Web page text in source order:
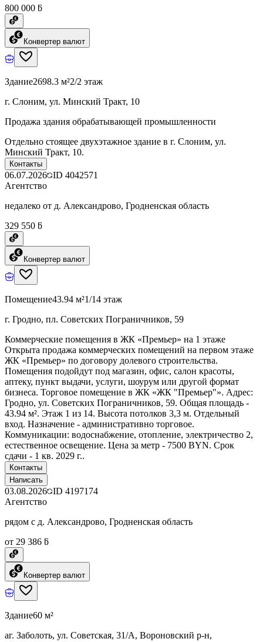
800 000 ƃ
Конвертер валют
Здание2698.3 м²2/2 этаж
г. Слоним, ул. Минский Тракт, 10
Продажа здания обрабатывающей промышленности
Отдельно стоящее двухэтажное здание в г. Слоним, ул.
Минский Тракт, 10.
Контакты
06.07.2026 ID 4042571
Агентство
недалеко от д. Александрово, Гродненская область
329 550 ƃ
Конвертер валют
Помещение43.94 м²1/14 этаж
г. Гродно, пл. Советских Пограничников, 59
Коммерческие помещения в ЖК «Премьер» на 1 этаже
Открыта продажа коммерческих помещений на первом этаже
ЖК «Премьер» по договору долевого строительства.
Помещения подойдут под магазин, офис, салон красоты,
аптеку, пункт выдачи, услуги, шоурум или другой формат
бизнеса. Торговое помещение в ЖК «ЖК "Премьер"». Адрес:
Гродно, ул. Советских Пограничников, 59. Общая площадь -
43.94 м². Этаж 1 из 14. Высота потолков 3,3 м. Отдельный
вход. Назначение - административно торговое.
Коммуникации: водоснабжение, отопление, электричество 2,
естественное освещение. Цена за метр - 7500 BYN. Срок
сдачи - 1 кв. 2029 г..
Контакты
Написать
03.08.2026 ID 4197174
Агентство
рядом с д. Александрово, Гродненская область
от 29 386 ƃ
Конвертер валют
Здание60 м²
аг. Заболоть, ул. Советская, 31/А, Вороновский р-н,